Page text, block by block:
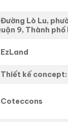
Đường Lò Lu,
9, Thành phố
EzLand
Thiết kế concept:
Coteccons